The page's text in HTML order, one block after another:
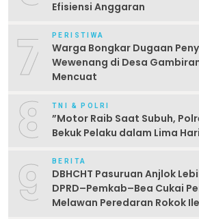
Efisiensi Anggaran
7 PERISTIWA
Warga Bongkar Dugaan
Wewenang di Desa
Mencuat
8 TNI & POLRI
‎”Motor Raib Saat Subuh,
Bekuk Pelaku dalam Lima
9 BERITA
DBHCHT Pasuruan Anjlok
DPRD–Pemkab–Bea Cukai
Melawan Peredaran Rokok